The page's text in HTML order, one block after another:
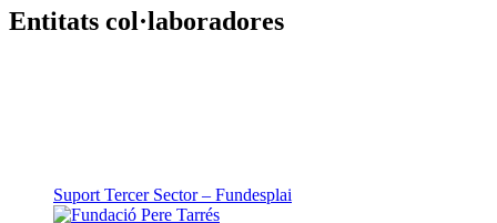
Entitats col·laboradores
Suport Tercer Sector – Fundesplai